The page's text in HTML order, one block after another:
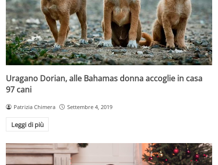
Uragano Dorian, alle Bahamas donna accoglie in casa
97 cani
Patrizia Chimera Settembre 4, 2019
Leggi di più